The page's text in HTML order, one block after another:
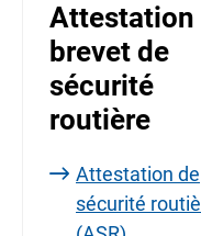
Attestation
brevet de
sécurité
routière
Attestation de
sécurité